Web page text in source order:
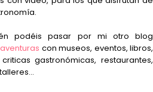
podéis pasar por mi otro blog
con museos, eventos, libros,
gastronómicas, restaurantes,